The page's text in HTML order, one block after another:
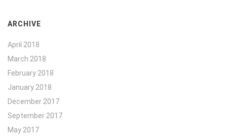
ARCHIVE
April 2018
March 2018
February 2018
January 2018
December 2017
September 2017
May 2017